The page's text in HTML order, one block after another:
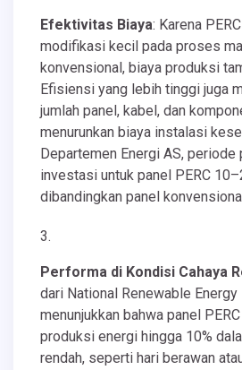
Efektivitas Biaya: Karena
modifikasi kecil pada proses
konvensional, biaya produksi
Efisiensi yang lebih tinggi juga
jumlah panel, kabel, dan
menurunkan biaya instalasi
Departemen Energi AS, periode
investasi untuk panel PERC
dibandingkan panel
Performa di Kondisi Cahaya
dari National Renewable Energy
menunjukkan bahwa panel
produksi energi hingga 10%
rendah, seperti hari berawan